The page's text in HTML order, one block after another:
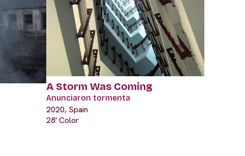
A Storm Was Coming
Anunciaron tormenta
2020, Spain
28' Color